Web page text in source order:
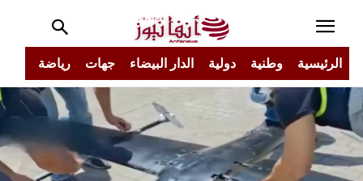
الرئيسية وطنية دولية الدار البيضاء جهات رياضة